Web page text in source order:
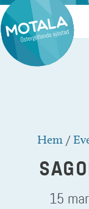
Hoppa
till
innehåll
Hem /
15